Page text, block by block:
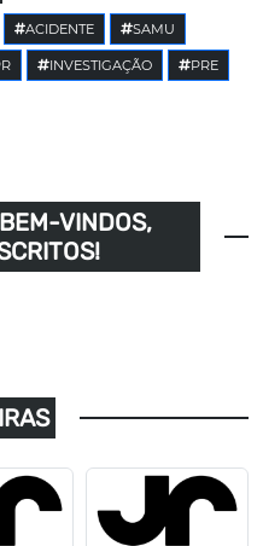
ACIDENTE SAMU
INVESTIGAÇÃO PRE
VINDOS,